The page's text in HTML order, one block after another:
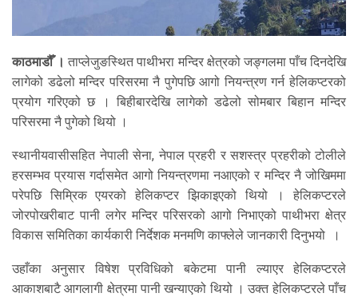
काठमाडौँ । ताप्लेजुङस्थित पाथीभरा मन्दिर क्षेत्रको जङ्गलमा पाँच दिनदेखि
लागेको डढेलो मन्दिर परिसरमा नै पुगेपछि आगो नियन्त्रण गर्न हेलिकप्टरको
प्रयोग गरिएको छ । बिहीबारदेखि लागेको डढेलो सोमबार बिहान मन्दिर
परिसरमा नै पुगेको थियो ।
स्थानीयवासीसहित नेपाली सेना, नेपाल प्रहरी र सशस्त्र प्रहरीको टोलीले
हरसम्भव प्रयास गर्दासमेत आगो नियन्त्रणमा नआएको र मन्दिर नै जोखिममा
परेपछि सिम्रिक एयरको हेलिकप्टर झिकाइएको थियो । हेलिकप्टरले
जोरपोखरीबाट पानी लगेर मन्दिर परिसरको आगो निभाएको पाथीभरा क्षेत्र
विकास समितिका कार्यकारी निर्देशक मनमणि काफ्लेले जानकारी दिनुभयो ।
उहाँका अनुसार विषेश प्रविधिको बकेटमा पानी ल्याएर हेलिकप्टरले
आकाशबाटै आगलागी क्षेत्रमा पानी खन्याएको थियो । उक्त हेलिकप्टरले पाँच